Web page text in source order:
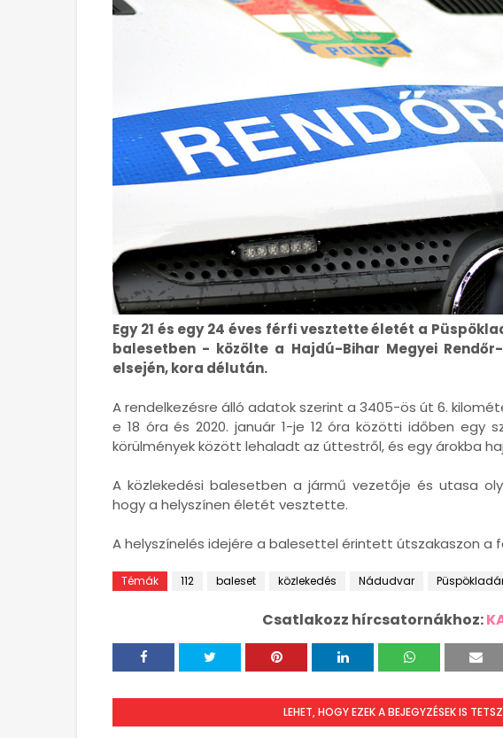
Egy 21 és egy 24 éves férfi vesztette életét a
balesetben - közölte a Hajdú-Bihar Megyei
elsején, kora délután.
A rendelkezésre álló adatok szerint a 3405-ös út 6.
e 18 óra és 2020. január 1-je 12 óra közötti időben egy
körülmények között lehaladt az úttestről, és egy árokba
A közlekedési balesetben a jármű vezetője és utasa
hogy a helyszínen életét vesztette.
A helyszínelés idejére a balesettel érintett útszakaszon a
Témák 112 baleset közlekedés Nádudvar
Csatlakozz hírcsatornákhoz:
LEHET, HOGY EZEK A BEJEGYZÉSEK IS